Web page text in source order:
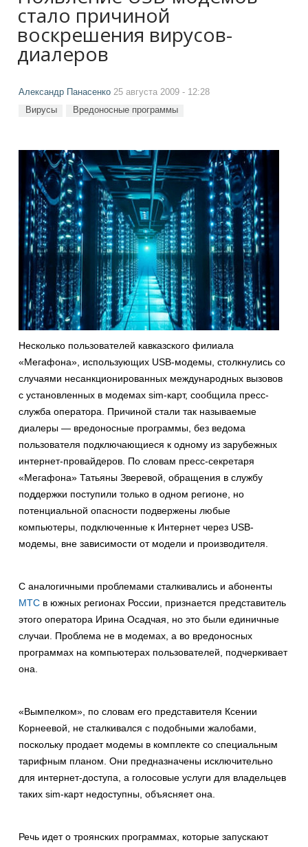
стало причиной
воскрешения вирусов-
диалеров
Александр Панасенко 25 августа 2009 - 12:28
Вирусы Вредоносные программы
Несколько пользователей кавказского филиала
«Мегафона», использующих USB-модемы, столкнулись со
случаями несанкционированных международных вызовов
с установленных в модемах sim-карт, сообщила пресс-
служба оператора. Причиной стали так называемые
диалеры — вредоносные программы, без ведома
пользователя подключающиеся к одному из зарубежных
интернет-провайдеров. По словам пресс-секретаря
«Мегафона» Татьяны Зверевой, обращения в службу
поддержки поступили только в одном регионе, но
потенциальной опасности подвержены любые
компьютеры, подключенные к Интернет через USB-
модемы, вне зависимости от модели и производителя.
С аналогичными проблемами сталкивались и абоненты
МТС в южных регионах России, признается представитель
этого оператора Ирина Осадчая, но это были единичные
случаи. Проблема не в модемах, а во вредоносных
программах на компьютерах пользователей, подчеркивает
она.
«Вымпелком», по словам его представителя Ксении
Корнеевой, не сталкивался с подобными жалобами,
поскольку продает модемы в комплекте со специальным
тарифным планом. Они предназначены исключительно
для интернет-доступа, а голосовые услуги для владельцев
таких sim-карт недоступны, объясняет она.
Речь идет о троянских программах, которые запускают